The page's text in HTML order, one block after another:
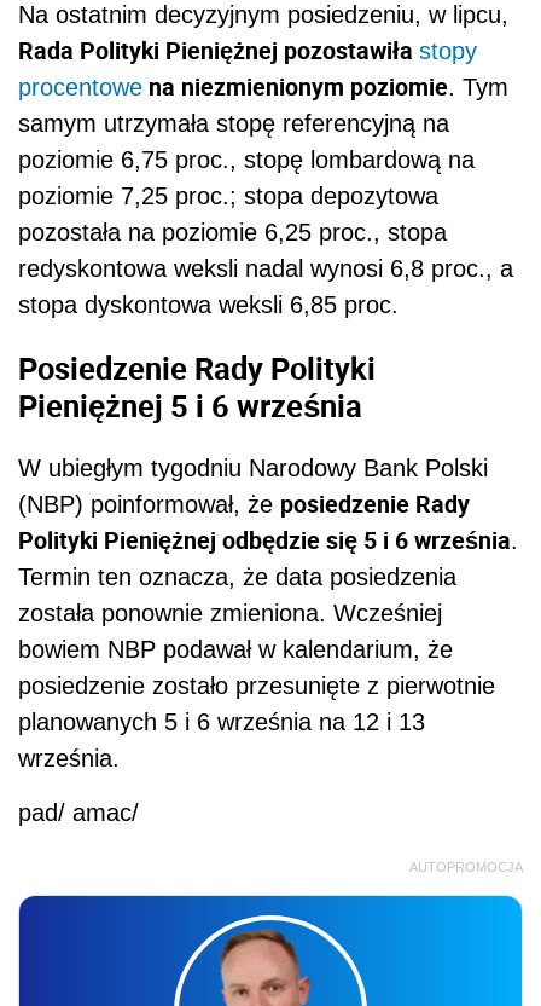
Na ostatnim decyzyjnym posiedzeniu, w lipcu,
Rada Polityki Pieniężnej pozostawiła stopy
procentowe na niezmienionym poziomie. Tym
samym utrzymała stopę referencyjną na
poziomie 6,75 proc., stopę lombardową na
poziomie 7,25 proc.; stopa depozytowa
pozostała na poziomie 6,25 proc., stopa
redyskontowa weksli nadal wynosi 6,8 proc., a
stopa dyskontowa weksli 6,85 proc.
Posiedzenie Rady Polityki
Pieniężnej 5 i 6 września
W ubiegłym tygodniu Narodowy Bank Polski
(NBP) poinformował, że posiedzenie Rady
Polityki Pieniężnej odbędzie się 5 i 6 września.
Termin ten oznacza, że data posiedzenia
została ponownie zmieniona. Wcześniej
bowiem NBP podawał w kalendarium, że
posiedzenie zostało przesunięte z pierwotnie
planowanych 5 i 6 września na 12 i 13
września.
pad/ amac/
AUTOPROMOCJA